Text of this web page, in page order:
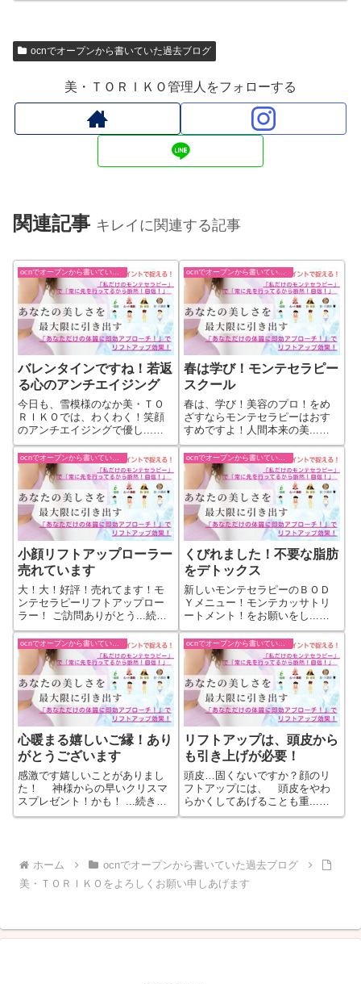
ocnでオープンから書いていた過去ブログ
美・ＴＯＲＩＫＯ管理人をフォローする
関連記事 キレイに関連する記事
ocnでオープンから書いていた過去ブログ
バレンタインですね！若返
る心のアンチエイジング
今日も、雪模様のなか美・ＴＯ
ＲＩＫＯでは、わくわく！笑顔
のアンチエイジングで優し...続
きをもっと見る
ocnでオープンから書いていた過去ブログ
春は学び！モンテセラピー
スクール
春は、学び！美容のプロ！をめ
ざすならモンテセラピーはおす
すめですよ！人間本来の美...続
きをもっと見る
ocnでオープンから書いていた過去ブログ
小顔リフトアップローラー
売れています
大！大！好評！売れてます！モ
ンテセラピーリフトアップロー
ラー！ ご訪問ありがとう...続き
をもっと見る
ocnでオープンから書いていた過去ブログ
くびれました！不要な脂肪
をデトックス
新しいモンテセラピーのＢＯＤ
Ｙメニュー！モンテカッサトリ
ートメント！をお願いをし...続
きをもっと見る
ocnでオープンから書いていた過去ブログ
心暖まる嬉しいご縁！あり
がとうございます
感激です嬉しいことがありまし
た！ 神様からの早いクリスマ
スプレゼント！かも！ ...続きを
もっと見る
ocnでオープンから書いていた過去ブログ
リフトアップは、頭皮から
も引き上げが必要！
頭皮…固くないですか？顔のリ
フトアップには、 頭皮をやわ
らかくしてあげることも重...続
きをもっと見る
ホーム
ocnでオープンから書いていた過去ブログ
美・ＴＯＲＩＫＯをよろしくお願い申しあげます